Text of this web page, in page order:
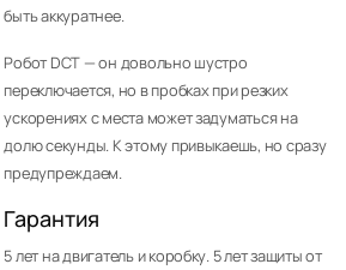
быть аккуратнее.
Робот DCT — он довольно шустро
переключается, но в пробках при резких
ускорениях с места может задуматься на
долю секунды. К этому привыкаешь, но сразу
предупреждаем.
Гарантия
5 лет на двигатель и коробку. 5 лет защиты от